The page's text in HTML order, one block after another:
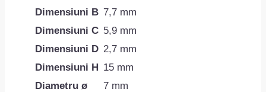
Dimensiuni B 7,7 mm
Dimensiuni C 5,9 mm
Dimensiuni D 2,7 mm
Dimensiuni H 15 mm
Diametru ø
7 mm